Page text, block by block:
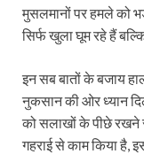
मुसलमानों पर हमले को
सिर्फ खुला घूम रहे हैं
इन सब बातों के बजाय
नुकसान की ओर ध्‍यान
को सलाखों के पीछे रखने
गहराई से काम किया है,